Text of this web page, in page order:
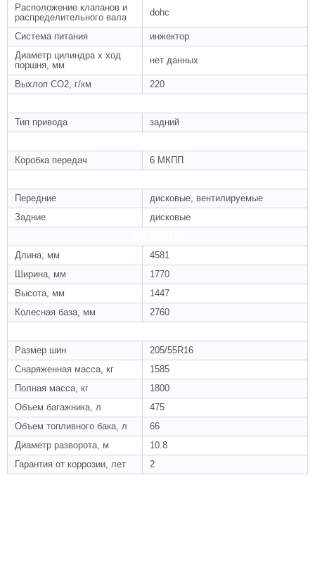
Расположение клапанов и
распределительного вала
dohc
Система питания
инжектор
Диаметр цилиндра x ход
поршня, мм
нет данных
Выхлоп CO2, г/км
220
Тип привода
задний
Коробка передач
6 МКПП
Передние
дисковые, вентилируемые
Задние
дисковые
Длина, мм
4581
Ширина, мм
1770
Высота, мм
1447
Колесная база, мм
2760
Размер шин
205/55R16
Снаряженная масса, кг
1585
Полная масса, кг
1800
Объем багажника, л
475
Объем топливного бака, л
66
Диаметр разворота, м
10.8
Гарантия от коррозии, лет
2